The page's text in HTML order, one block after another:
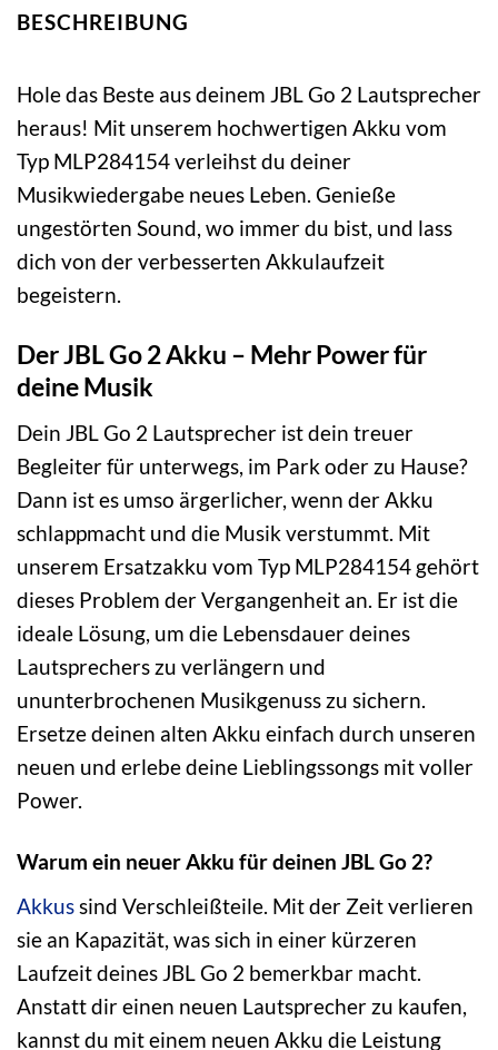
BESCHREIBUNG
Hole das Beste aus deinem JBL Go 2 Lautsprecher
heraus! Mit unserem hochwertigen Akku vom
Typ MLP284154 verleihst du deiner
Musikwiedergabe neues Leben. Genieße
ungestörten Sound, wo immer du bist, und lass
dich von der verbesserten Akkulaufzeit
begeistern.
Der JBL Go 2 Akku – Mehr Power für
deine Musik
Dein JBL Go 2 Lautsprecher ist dein treuer
Begleiter für unterwegs, im Park oder zu Hause?
Dann ist es umso ärgerlicher, wenn der Akku
schlappmacht und die Musik verstummt. Mit
unserem Ersatzakku vom Typ MLP284154 gehört
dieses Problem der Vergangenheit an. Er ist die
ideale Lösung, um die Lebensdauer deines
Lautsprechers zu verlängern und
ununterbrochenen Musikgenuss zu sichern.
Ersetze deinen alten Akku einfach durch unseren
neuen und erlebe deine Lieblingssongs mit voller
Power.
Warum ein neuer Akku für deinen JBL Go 2?
Akkus sind Verschleißteile. Mit der Zeit verlieren
sie an Kapazität, was sich in einer kürzeren
Laufzeit deines JBL Go 2 bemerkbar macht.
Anstatt dir einen neuen Lautsprecher zu kaufen,
kannst du mit einem neuen Akku die Leistung